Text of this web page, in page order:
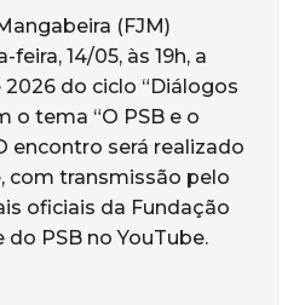
(FJM)
14/05, às 19h, a
do ciclo “Diálogos
o tema “O PSB e o
encontro será realizado
com transmissão pelo
oficiais da Fundação
PSB no YouTube.